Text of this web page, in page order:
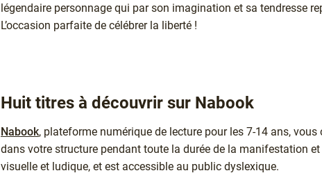
légendaire personnage qui par son imagination et sa tendresse
L’occasion parfaite de célébrer la liberté !
Huit titres à découvrir sur Nabook
Nabook, plateforme numérique de lecture pour les 7-14 ans, vous
dans votre structure pendant toute la durée de la manifestation
visuelle et ludique, et est accessible au public dyslexique.